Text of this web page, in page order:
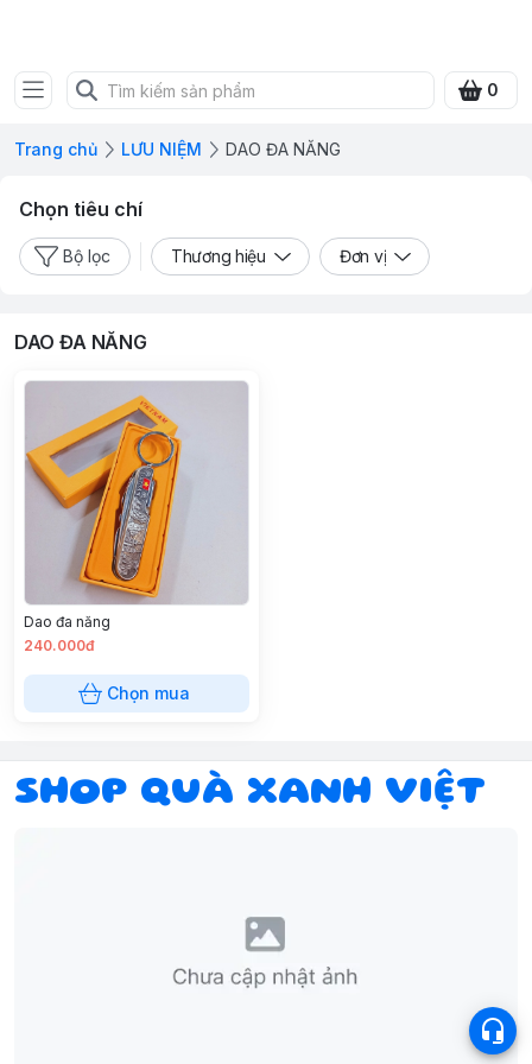
0
Trang chủ LƯU NIỆM DAO ĐA NĂNG
Chọn tiêu chí
Bộ lọc Thương hiệu Đơn vị
DAO ĐA NĂNG
Dao đa năng
240.000đ
Chọn mua
SHOP QUÀ XANH VIỆT